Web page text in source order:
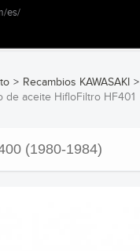
> Recambios KAWASAKI >
de aceite HifloFiltro HF401
(1980-1984)